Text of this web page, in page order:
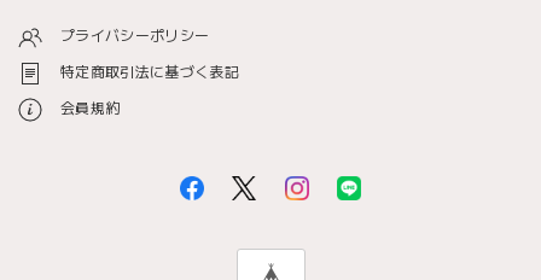
プライバシーポリシー
特定商取引法に基づく表記
会員規約